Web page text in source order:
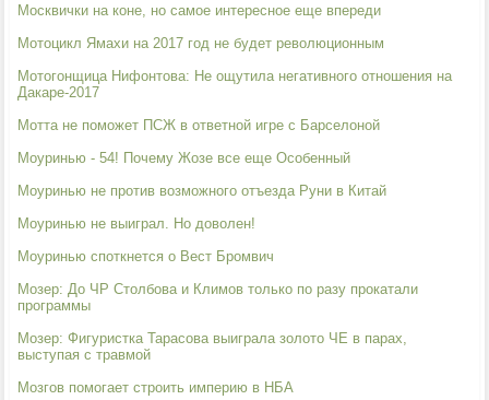
Москвички на коне, но самое интересное еще впереди
Мотоцикл Ямахи на 2017 год не будет революционным
Мотогонщица Нифонтова: Не ощутила негативного отношения на
Дакаре-2017
Мотта не поможет ПСЖ в ответной игре с Барселоной
Моуринью - 54! Почему Жозе все еще Особенный
Моуринью не против возможного отъезда Руни в Китай
Моуринью не выиграл. Но доволен!
Моуринью споткнется о Вест Бромвич
Мозер: До ЧР Столбова и Климов только по разу прокатали
программы
Мозер: Фигуристка Тарасова выиграла золото ЧЕ в парах,
выступая с травмой
Мозгов помогает строить империю в НБА